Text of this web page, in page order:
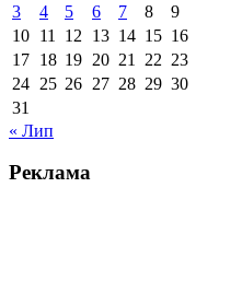
3
4 5 6 7 8
9
10 11 12 13 14 15 16
17 18 19 20 21 22 23
24 25 26 27 28 29 30
31
« Лип
Реклама